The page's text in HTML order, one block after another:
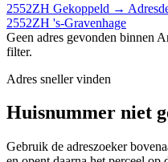
2552ZH Gekoppeld →
2552ZH 's-Gravenhage
Geen adres gevonden binnen
filter.
Adres sneller vinden
Huisnummer niet
Gebruik de adreszoeker